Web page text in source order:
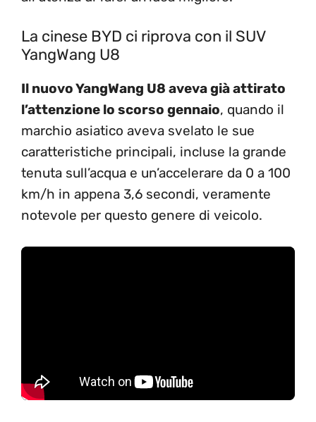
La cinese BYD ci riprova con il SUV
YangWang U8
Il nuovo YangWang U8 aveva già attirato
l’attenzione lo scorso gennaio, quando il
marchio asiatico aveva svelato le sue
caratteristiche principali, incluse la grande
tenuta sull’acqua e un’accelerare da 0 a 100
km/h in appena 3,6 secondi, veramente
notevole per questo genere di veicolo.